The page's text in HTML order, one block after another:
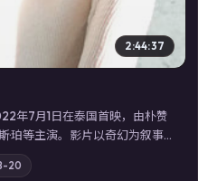
2:44:37
年7月1日在泰国首映，由朴赞
·珀等主演。影片以奇幻为叙事
信彻底打破；摄影与配乐强化
费观看高清电视剧在线看」延
20